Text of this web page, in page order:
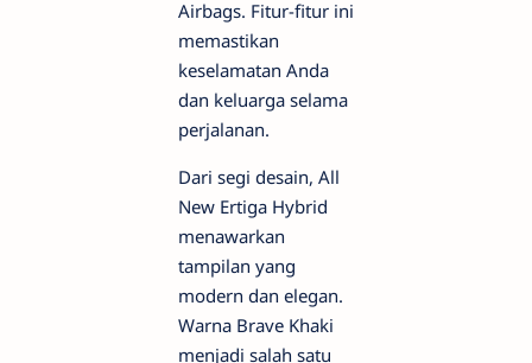
Airbags. Fitur-fitur ini
memastikan
keselamatan Anda
dan keluarga selama
perjalanan.
Dari segi desain, All
New Ertiga Hybrid
menawarkan
tampilan yang
modern dan elegan.
Warna Brave Khaki
menjadi salah satu